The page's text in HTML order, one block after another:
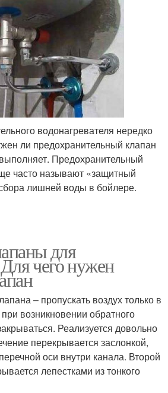
водонагревателя нередко
ли предохранительный клапан
Предохранительный
часто называют «защитный
лишней воды в бойлере.
для
чего нужен
– пропускать воздух только в
возникновении обратного
Реализуется довольно
перекрывается заслонкой,
оси внутри канала. Второй
лепестками из тонкого